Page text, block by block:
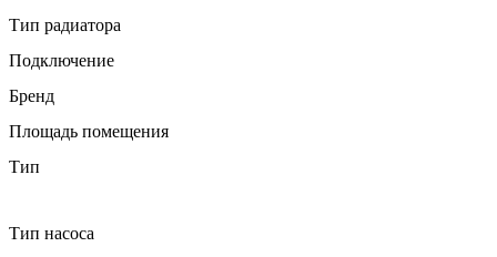
Тип радиатора
Подключение
Бренд
Площадь помещения
Тип
Тип насоса